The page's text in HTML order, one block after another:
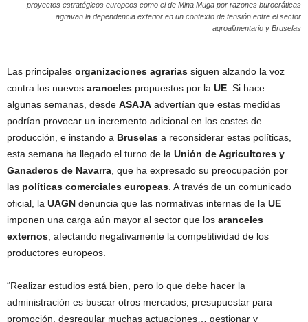
proyectos estratégicos europeos como el de Mina Muga por razones burocráticas
agravan la dependencia exterior en un contexto de tensión entre el sector
agroalimentario y Bruselas
Las principales organizaciones agrarias siguen alzando la voz
contra los nuevos aranceles propuestos por la UE . Si hace
algunas semanas, desde ASAJA advertían que estas medidas
podrían provocar un incremento adicional en los costes de
producción, e instando a Bruselas a reconsiderar estas políticas,
esta semana ha llegado el turno de la Unión de Agricultores y
Ganaderos de Navarra , que ha expresado su preocupación por
las políticas comerciales europeas . A través de un comunicado
oficial, la UAGN denuncia que las normativas internas de la UE
imponen una carga aún mayor al sector que los aranceles
externos , afectando negativamente la competitividad de los
productores europeos.
“Realizar estudios está bien, pero lo que debe hacer la
administración es buscar otros mercados, presupuestar para
promoción, desregular muchas actuaciones… gestionar y